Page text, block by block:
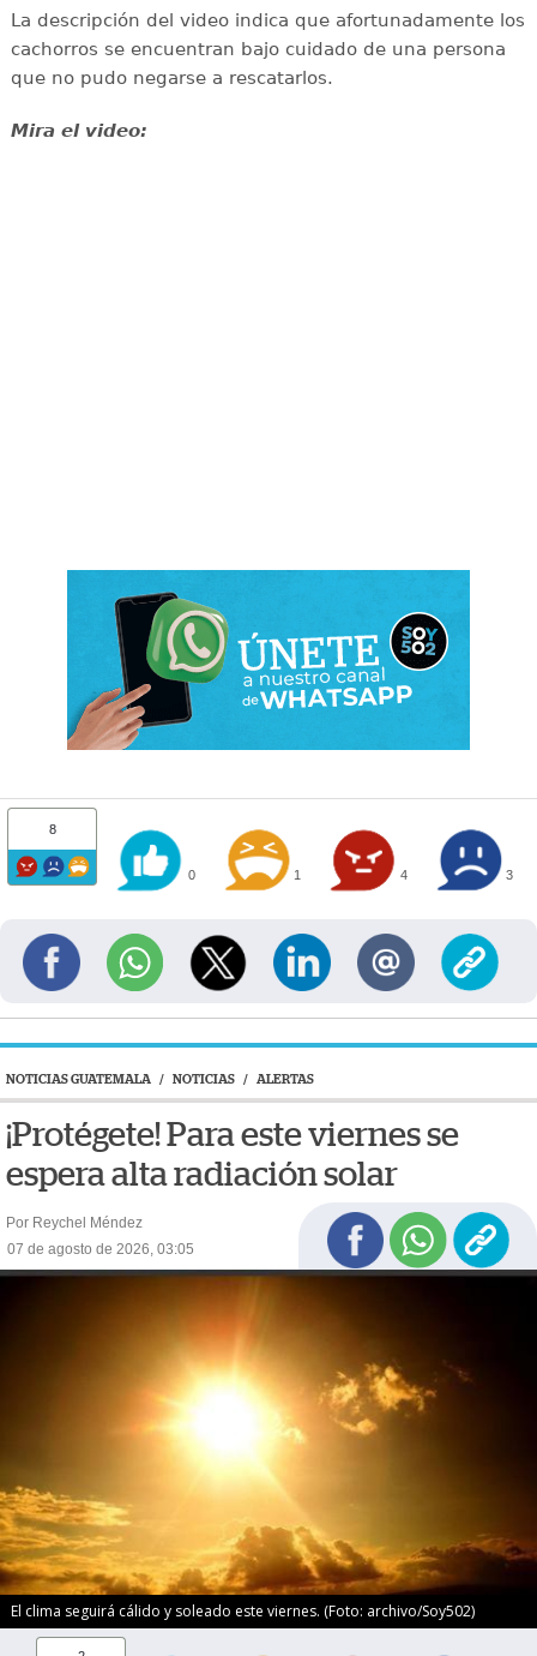
La descripción del video indica que afortunadamente los
cachorros se encuentran bajo cuidado de una persona
que no pudo negarse a rescatarlos.
Mira el video:
8
0 1 4 3
NOTICIAS GUATEMALA / NOTICIAS / ALERTAS
¡Protégete! Para este viernes se
espera alta radiación solar
Por Reychel Méndez
07 de agosto de 2026, 03:05
El clima seguirá cálido y soleado este viernes. (Foto: archivo/Soy502)